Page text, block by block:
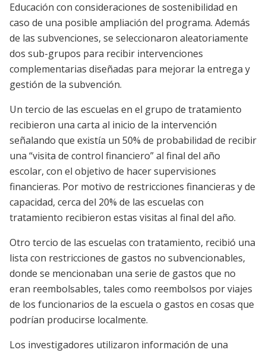
Educación con consideraciones de sostenibilidad en
caso de una posible ampliación del programa. Además
de las subvenciones, se seleccionaron aleatoriamente
dos sub-grupos para recibir intervenciones
complementarias diseñadas para mejorar la entrega y
gestión de la subvención.
Un tercio de las escuelas en el grupo de tratamiento
recibieron una carta al inicio de la intervención
señalando que existía un 50% de probabilidad de recibir
una “visita de control financiero” al final del año
escolar, con el objetivo de hacer supervisiones
financieras. Por motivo de restricciones financieras y de
capacidad, cerca del 20% de las escuelas con
tratamiento recibieron estas visitas al final del año.
Otro tercio de las escuelas con tratamiento, recibió una
lista con restricciones de gastos no subvencionables,
donde se mencionaban una serie de gastos que no
eran reembolsables, tales como reembolsos por viajes
de los funcionarios de la escuela o gastos en cosas que
podrían producirse localmente.
Los investigadores utilizaron información de una